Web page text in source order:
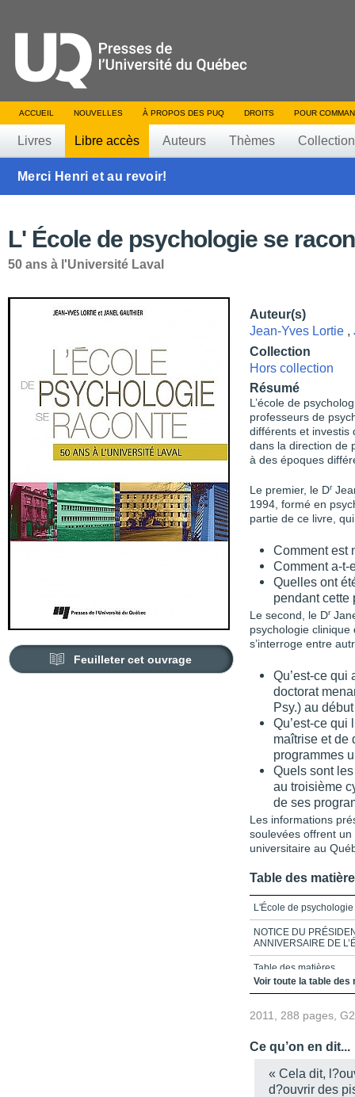
ACCUEIL NOUVELLES À PROPOS DES PUQ DROITS POUR
Livres Libre accès Auteurs Thèmes
Merci Henri et au revoir!
L' École de psychologie se
50 ans à l'Université Laval
Feuilleter cet ouvrage
Auteur(s)
Jean-Yves Lortie ,
Collection
Hors collection
Résumé
L’école de
professeurs de
différents et investis
dans la direction de
à des époques
Le premier, le Dr
1994, formé en
partie de ce livre,
Comment est
Comment a-t-
Quelles ont
pendant cette
Le second, le Dr
psychologie clinique
s’interroge entre
Qu’est-ce qui
doctorat
Psy.) au
Qu’est-ce qui
maîtrise et de
programmes
Quels sont
au troisième
de ses
Les informations
soulevées offrent
universitaire au
Table des
L'École de
NOTICE DU
ANNIVERSAIRE DE
Table des matières
Partie 1 -
Les débuts de
La psychologie à
Voir toute la table des
2011, 288 pages,
Ce qu’on en dit...
« Cela dit,
d?ouvrir des